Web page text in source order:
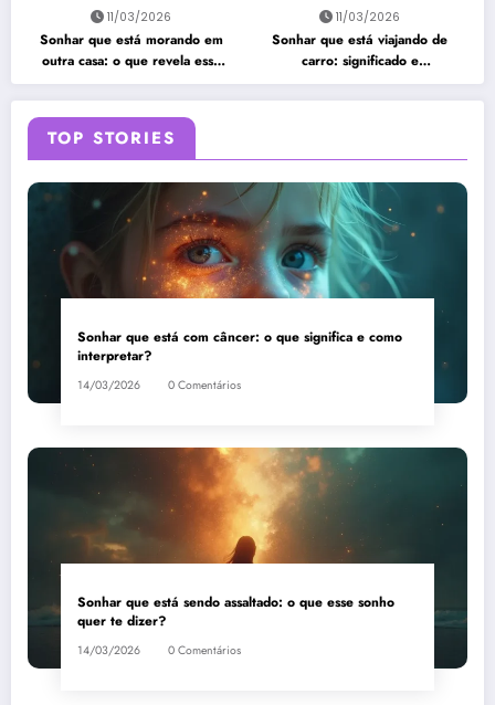
11/03/2026
Sonhar que está morando em
outra casa: o que revela esse
sonho?
11/03/2026
Sonhar que está viajando de
carro: significado e
interpretação
TOP STORIES
Sonhar que está com câncer: o que significa e como
interpretar?
14/03/2026 0 Comentários
Sonhar que está sendo assaltado: o que esse sonho
quer te dizer?
14/03/2026 0 Comentários